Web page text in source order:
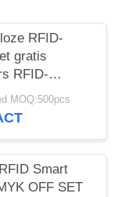
RFID-
gratis
RFID-
Afdruk
MOQ:500pcs
Smart
OFF SET